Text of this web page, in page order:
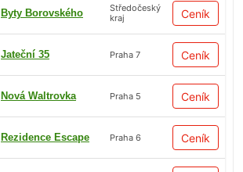
Byty Borovského
Středočeský
kraj
Ceník
Jateční 35 Praha 7 Ceník
Nová Waltrovka Praha 5 Ceník
Rezidence Escape Praha 6 Ceník